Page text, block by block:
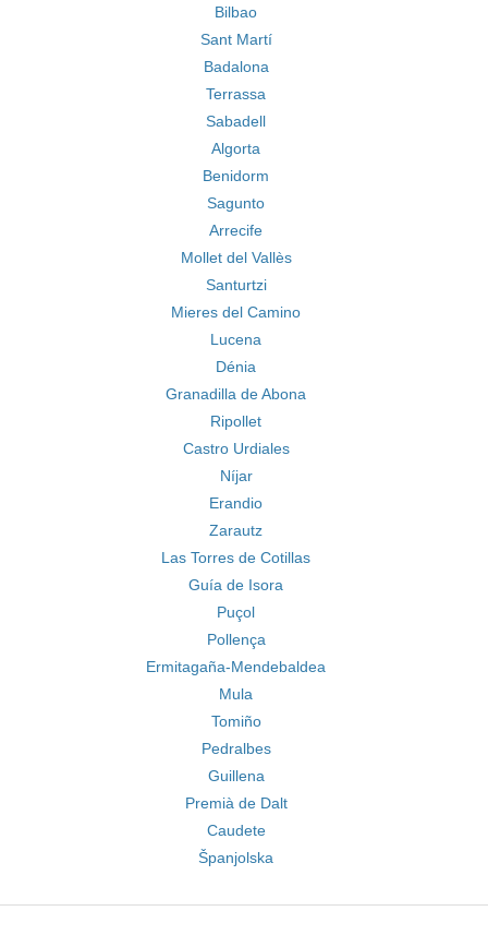
Bilbao
Sant Martí
Badalona
Terrassa
Sabadell
Algorta
Benidorm
Sagunto
Arrecife
Mollet del Vallès
Santurtzi
Mieres del Camino
Lucena
Dénia
Granadilla de Abona
Ripollet
Castro Urdiales
Níjar
Erandio
Zarautz
Las Torres de Cotillas
Guía de Isora
Puçol
Pollença
Ermitagaña-Mendebaldea
Mula
Tomiño
Pedralbes
Guillena
Premià de Dalt
Caudete
Španjolska